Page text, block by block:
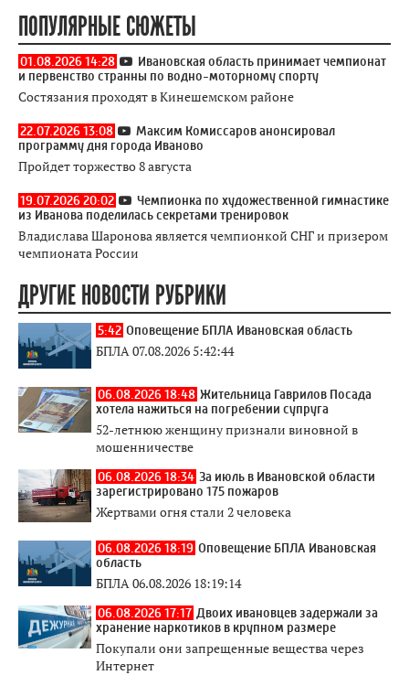
ПОПУЛЯРНЫЕ СЮЖЕТЫ
01.08.2026 14:28
Ивановская область принимает чемпионат
и первенство странны по водно-моторному спорту
Состязания проходят в Кинешемском районе
22.07.2026 13:08
Максим Комиссаров анонсировал
программу дня города Иваново
Пройдет торжество 8 августа
19.07.2026 20:02
Чемпионка по художественной гимнастике
из Иванова поделилась секретами тренировок
Владислава Шаронова является чемпионкой СНГ и призером
чемпионата России
ДРУГИЕ НОВОСТИ РУБРИКИ
5:42 Оповещение БПЛА Ивановская область
БПЛА 07.08.2026 5:42:44
06.08.2026 18:48 Жительница Гаврилов Посада
хотела нажиться на погребении супруга
52-летнюю женщину признали виновной в
мошенничестве
06.08.2026 18:34 За июль в Ивановской области
зарегистрировано 175 пожаров
Жертвами огня стали 2 человека
06.08.2026 18:19 Оповещение БПЛА Ивановская
область
БПЛА 06.08.2026 18:19:14
06.08.2026 17:17 Двоих ивановцев задержали за
хранение наркотиков в крупном размере
Покупали они запрещенные вещества через
Интернет